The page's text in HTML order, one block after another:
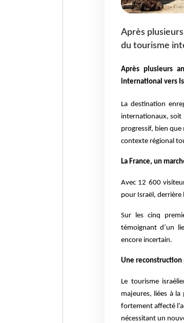
Après
du tourisme
Après plusieurs
international vers
La destination
internationaux, soit
progressif, bien que
contexte régional
La France, un
Avec 12 600
pour Israël, derrière
Sur les cinq
témoignant d’un
encore incertain.
Une reconstruction
Le tourisme
majeures, liées à
fortement affecté
nécessitant un